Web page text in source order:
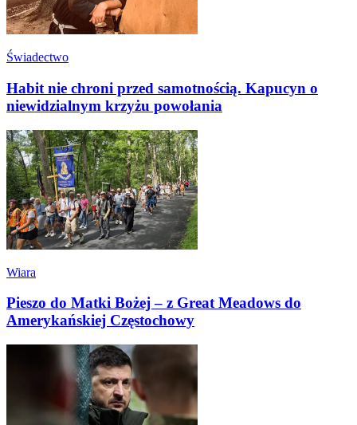
Świadectwo
Habit nie chroni przed samotnością. Kapucyn o
niewidzialnym krzyżu powołania
Wiara
Pieszo do Matki Bożej – z Great Meadows do
Amerykańskiej Częstochowy